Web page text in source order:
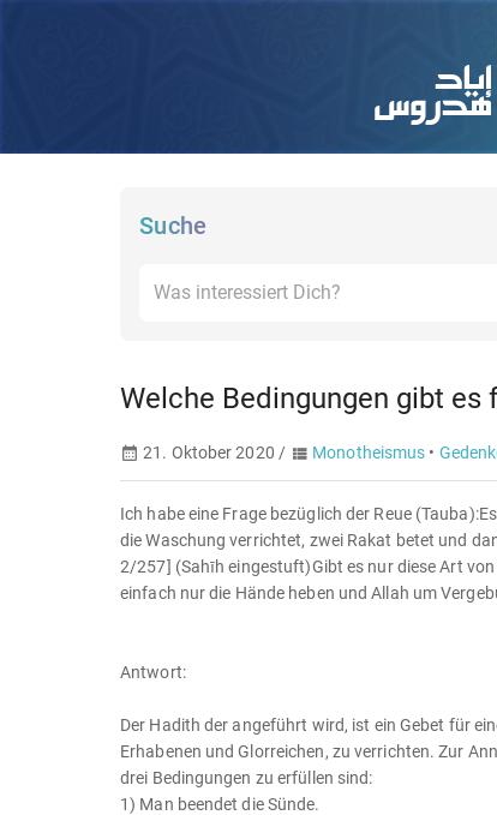
Suche
Welche Bedingungen gibt es
21. Oktober 2020 / Monotheismus •
Ich habe eine Frage bezüglich der Reue
die Waschung verrichtet, zwei Rakat betet und
2/257] (Sahīh eingestuft)Gibt es nur diese Art
einfach nur die Hände heben und Allah um
Antwort:
Der Hadith der angeführt wird, ist ein Gebet für
Erhabenen und Glorreichen, zu verrichten. Zur
drei Bedingungen zu erfüllen sind:
1) Man beendet die Sünde.